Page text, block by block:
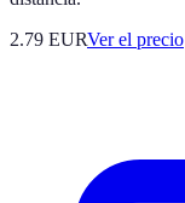
2.79 EURVer el precio